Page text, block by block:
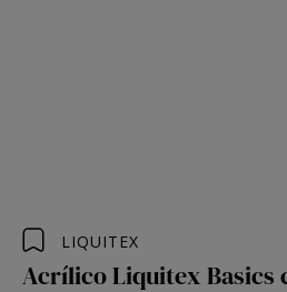
LIQUITEX
Acrílico Liquitex Basics